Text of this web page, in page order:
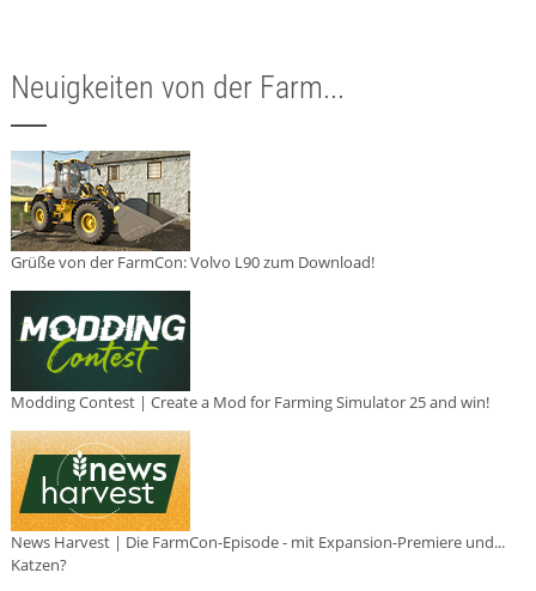
Neuigkeiten von der Farm...
Grüße von der FarmCon: Volvo L90 zum Download!
Modding Contest | Create a Mod for Farming Simulator 25 and win!
News Harvest | Die FarmCon-Episode - mit Expansion-Premiere und...
Katzen?